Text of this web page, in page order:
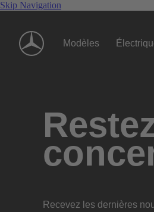
Skip Navigation
Modèles
Recevez les dernières